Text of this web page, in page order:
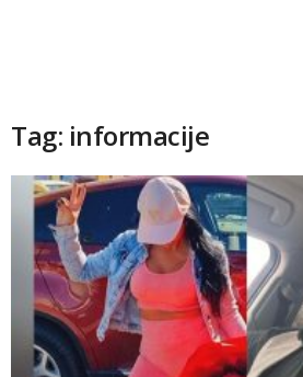
Tag: informacije